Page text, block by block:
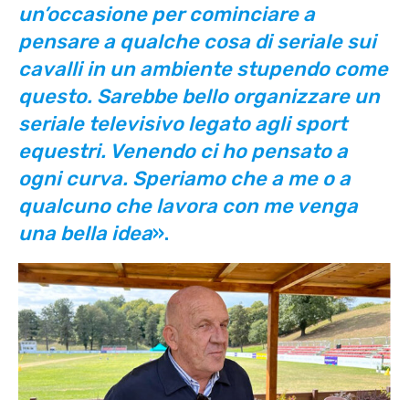
un’occasione per cominciare a
pensare a qualche cosa di seriale sui
cavalli in un ambiente stupendo come
questo. Sarebbe bello organizzare un
seriale televisivo legato agli sport
equestri. Venendo ci ho pensato a
ogni curva. Speriamo che a me o a
qualcuno che lavora con me venga
una bella idea».